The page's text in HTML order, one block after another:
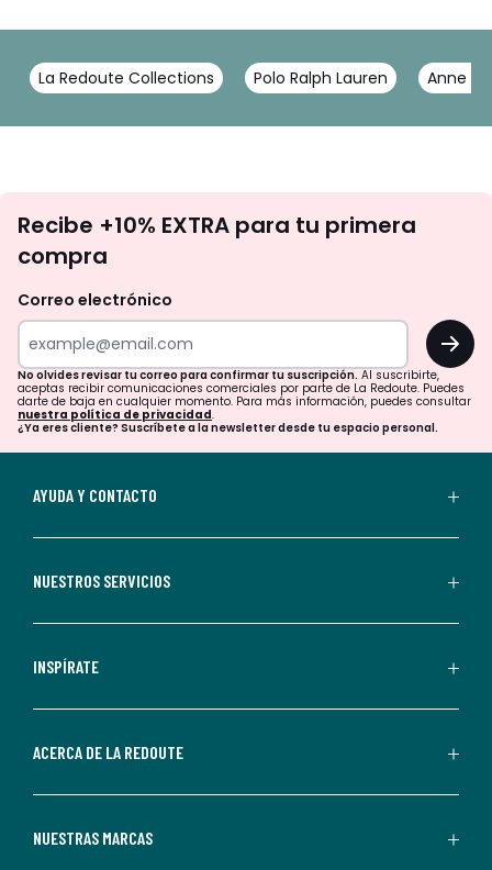
La Redoute Collections Polo Ralph Lauren Anne
te
tu
para
confirmar
tu
suscripción.
aceptas
comerciales
personalizadas
parte
Redoute.
Recibe +10% EXTRA para tu primera
compra
Correo electrónico
OK
No olvides revisar tu correo para confirmar tu suscripción. Al suscribirte,
aceptas recibir comunicaciones comerciales por parte de La Redoute. Puedes
darte de baja en cualquier momento. Para más información, puedes consultar
nuestra política de privacidad.
¿Ya eres cliente? Suscríbete a la newsletter desde tu espacio personal.
AYUDA Y CONTACTO
NUESTROS SERVICIOS
INSPÍRATE
ACERCA DE LA REDOUTE
NUESTRAS MARCAS